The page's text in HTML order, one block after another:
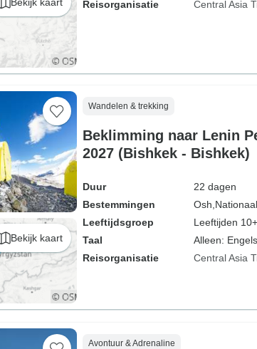
Reisorganisatie
Central Asia
Bekijk kaart
Wandelen & trekking
Beklimming naar Lenin
2027 (Bishkek - Bishkek)
Duur
22 dagen
Bestemmingen
Osh,
Leeftijdsgroep
Leeftijden 10+
Taal
Alleen: Engels
Reisorganisatie
Central Asia
Avontuur & Adrenaline